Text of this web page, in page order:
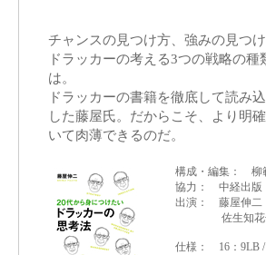
チャンスの見つけ方、強みの見つ
ドラッカーの考える3つの戦略の
は。
ドラッカーの書籍を徹底して読み
した藤屋氏。だからこそ、より明
いて肉薄できるのだ。
構成・編集： 柳
協力： 中経出版
出演： 藤屋伸二
佐生知花
仕様： 16：9LB /